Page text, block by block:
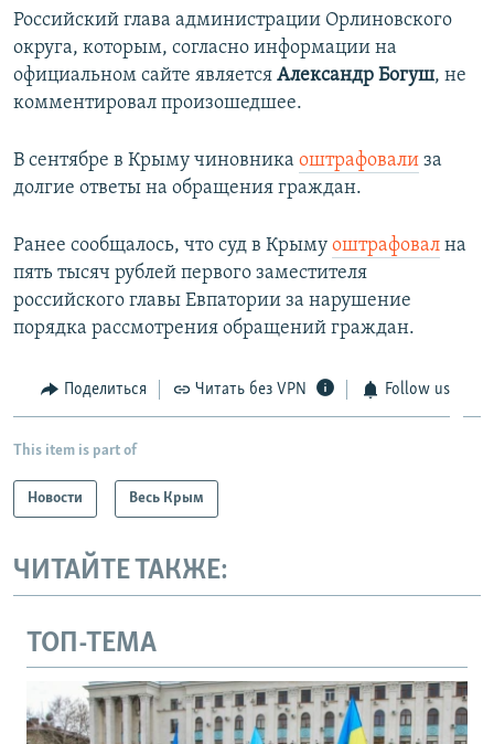
Российский глава администрации Орлиновского
округа, которым, согласно информации на
официальном сайте является Александр Богуш, не
комментировал произошедшее.
В сентябре в Крыму чиновника оштрафовали за
долгие ответы на обращения граждан.
Ранее сообщалось, что суд в Крыму оштрафовал на
пять тысяч рублей первого заместителя
российского главы Евпатории за нарушение
порядка рассмотрения обращений граждан.
Поделиться Читать без VPN Follow us
This item is part of
Новости Весь Крым
ЧИТАЙТЕ ТАКЖЕ:
ТОП-ТЕМА